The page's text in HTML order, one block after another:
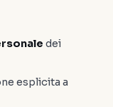
dei
esplicita a